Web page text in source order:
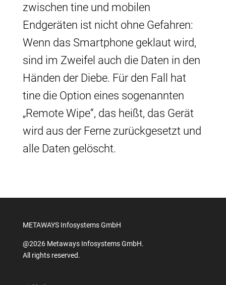
zwischen tine und mobilen
Endgeräten ist nicht ohne Gefahren:
Wenn das Smartphone geklaut wird,
sind im Zweifel auch die Daten in den
Händen der Diebe. Für den Fall hat
tine die Option eines sogenannten
„Remote Wipe“, das heißt, das Gerät
wird aus der Ferne zurückgesetzt und
alle Daten gelöscht.
METAWAYS Infosystems GmbH
@2026 Metaways Infosystems GmbH.
All rights reserved.